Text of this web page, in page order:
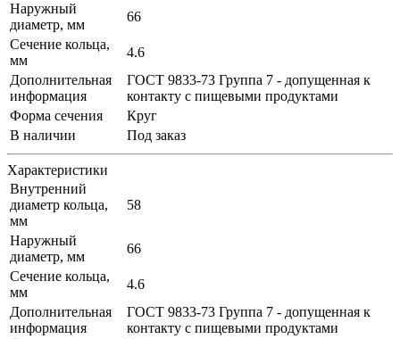
Наружный
диаметр, мм
66
Сечение кольца,
мм
4.6
Дополнительная
информация
ГОСТ 9833-73 Группа 7 - допущенная к
контакту с пищевыми продуктами
Форма сечения
Круг
В наличии
Под заказ
Характеристики
Внутренний
диаметр кольца,
мм
58
Наружный
диаметр, мм
66
Сечение кольца,
мм
4.6
Дополнительная
информация
ГОСТ 9833-73 Группа 7 - допущенная к
контакту с пищевыми продуктами